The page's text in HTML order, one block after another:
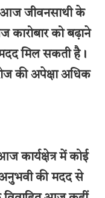
आज जीवनसाथी के
को बढ़ाने
मिल सकती है।
की अपेक्षा अधिक
में कोई
की मदद से